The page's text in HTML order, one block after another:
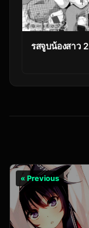
รสจูบน้องสาว 2
« Previous